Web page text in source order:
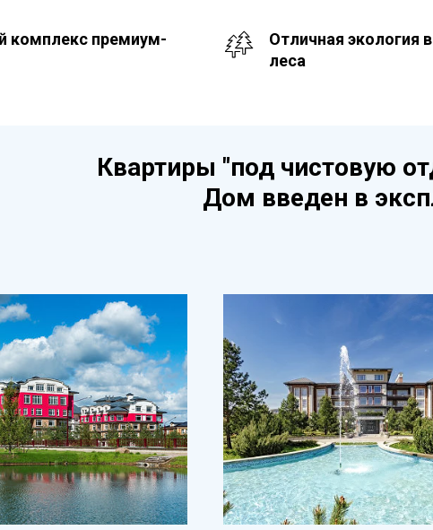
комплекс премиум-
Отличная экология
леса
Квартиры "под чистовую
Дом введен в
в Азарово Квартиры в